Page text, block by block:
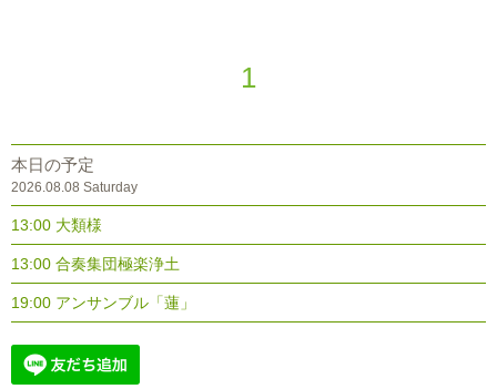
1
本日の予定
2026.08.08 Saturday
13:00 大類様
13:00 合奏集団極楽浄土
19:00 アンサンブル「蓮」